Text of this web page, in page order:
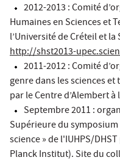
2012-2013 : Comité
Humaines en Sciences et
l’Université de Créteil et la
http://shst2013-
2011-2012 : Comité
genre dans les sciences
par le Centre d’Alembert à
Septembre 2011 :
Supérieure du
science » de l'IUHPS/
Planck Institut). Site du